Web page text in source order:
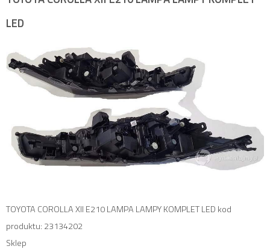
LED
TOYOTA COROLLA XII E210 LAMPA LAMPY KOMPLET LED kod
produktu: 23134202
Sklep